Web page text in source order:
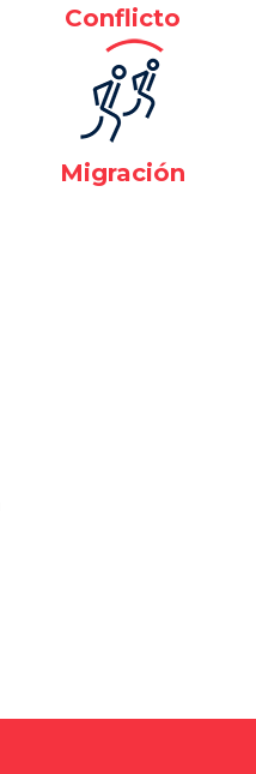
Conflicto
Migración